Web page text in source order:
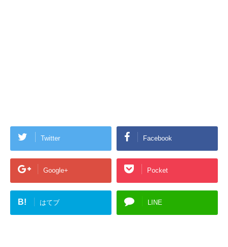
Twitter Facebook
Google+ Pocket
B! はてブ LINE